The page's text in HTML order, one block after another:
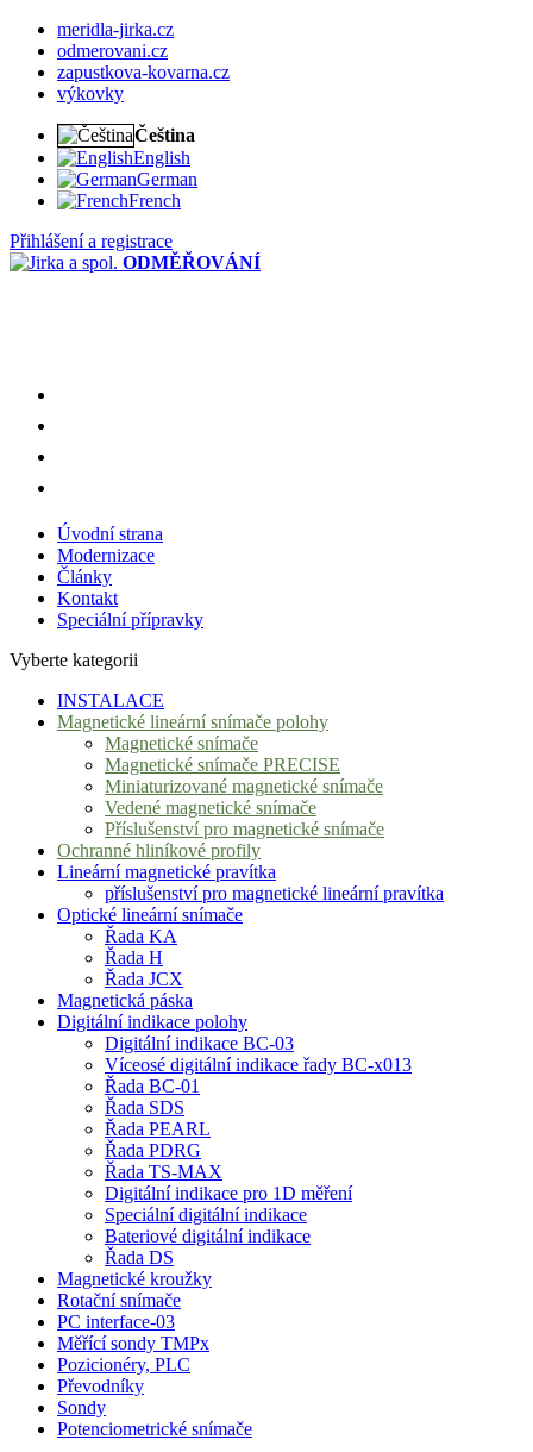
meridla-jirka.cz
odmerovani.cz
zapustkova-kovarna.cz
výkovky
Čeština
English
German
French
Přihlášení a registrace
ODMĚŘOVÁNÍ
Úvodní strana
Modernizace
Články
Kontakt
Speciální přípravky
Vyberte kategorii
INSTALACE
Magnetické lineární snímače polohy
Magnetické snímače
Magnetické snímače PRECISE
Miniaturizované magnetické snímače
Vedené magnetické snímače
Příslušenství pro magnetické snímače
Ochranné hliníkové profily
Lineární magnetické pravítka
příslušenství pro magnetické lineární pravítka
Optické lineární snímače
Řada KA
Řada H
Řada JCX
Magnetická páska
Digitální indikace polohy
Digitální indikace BC-03
Víceosé digitální indikace řady BC-x013
Řada BC-01
Řada SDS
Řada PEARL
Řada PDRG
Řada TS-MAX
Digitální indikace pro 1D měření
Speciální digitální indikace
Bateriové digitální indikace
Řada DS
Magnetické kroužky
Rotační snímače
PC interface-03
Měřící sondy TMPx
Pozicionéry, PLC
Převodníky
Sondy
Potenciometrické snímače